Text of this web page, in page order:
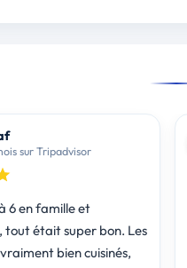
sur Tripadvisor
6 en famille et
était super bon. Les
bien cuisinés,